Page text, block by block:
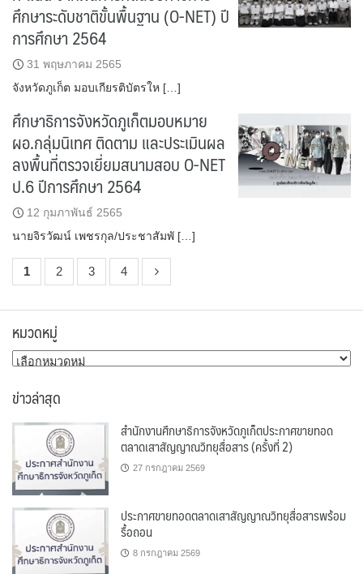
ศึกษาระดับชาติขั้นพื้นฐาน (O-NET) ปี
การศึกษา 2564
31 พฤษภาคม 2565
จังหวัดภูเก็ต มอบเกียรติบัตรให […]
ศึกษาธิการจังหวัดภูเก็ตมอบหมาย
ผอ.กลุ่มนิเทศ ติดตาม และประเมินผล
ลงพื้นที่ตรวจเยี่ยมสนามสอบ O-NET
ป.6 ปีการศึกษา 2564
12 กุมภาพันธ์ 2565
นายจิรวัฒน์ เพชรกุล/ประชาสัมพั […]
1 2 3 4
หมวดหมู่
หมวด
ข่าวล่าสุด
สำนักงานศึกษาธิการจังหวัดภูเก็ตประกาศขายทอด
ตลาดเสาสัญญาณวิทยุสื่อสาร (ครั้งที่ 2)
27 กรกฎาคม 2569
ประกาศขายทอดตลาดเสาสัญญาณวิทยุสื่อสารพร้อม
รื้อถอน
8 กรกฎาคม 2569